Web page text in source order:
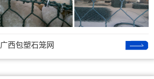
广西包塑石笼网